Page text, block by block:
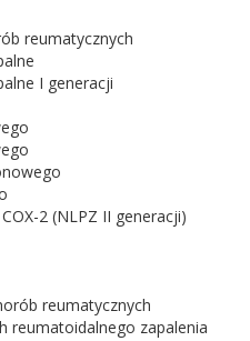
reumatycznych
I generacji
2 (NLPZ II generacji)
reumatycznych
reumatoidalnego zapalenia